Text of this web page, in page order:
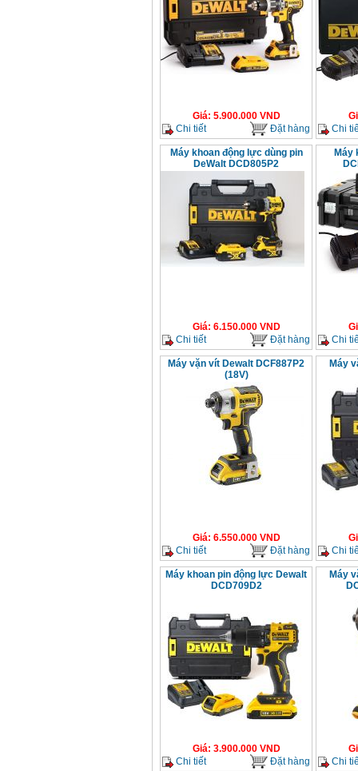
Giá: 5.900.000VND
Chi tiết
Đặt hàng
Chi
Máy khoan động lực dùng pin
DeWalt DCD805P2
Giá: 6.150.000VND
Chi tiết
Đặt hàng
Máy
Chi
Máy vặn vít Dewalt DCF887P2
(18V)
Giá: 6.550.000VND
Chi tiết
Đặt hàng
Máy
Chi
Máy khoan pin động lực Dewalt
DCD709D2
Giá: 3.900.000VND
Chi tiết
Đặt hàng
Máy
Chi